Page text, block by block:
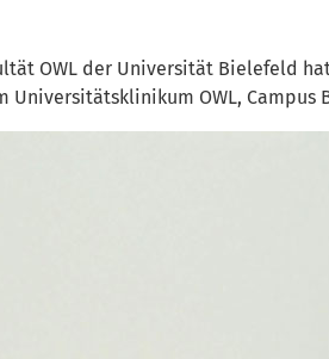
OWL der Universität Bielefeld
Universitätsklinikum OWL,